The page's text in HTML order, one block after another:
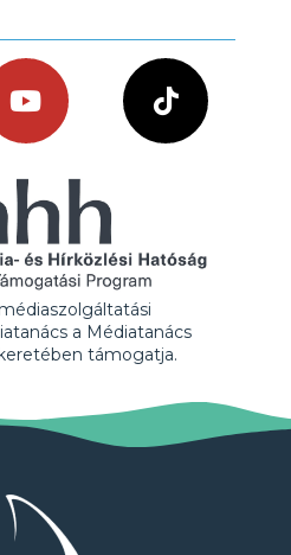
a Médiatanács
támogatja.